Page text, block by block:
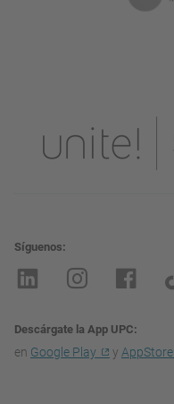
Síguenos
Descárgate la App UPC
en Google Play y AppStore